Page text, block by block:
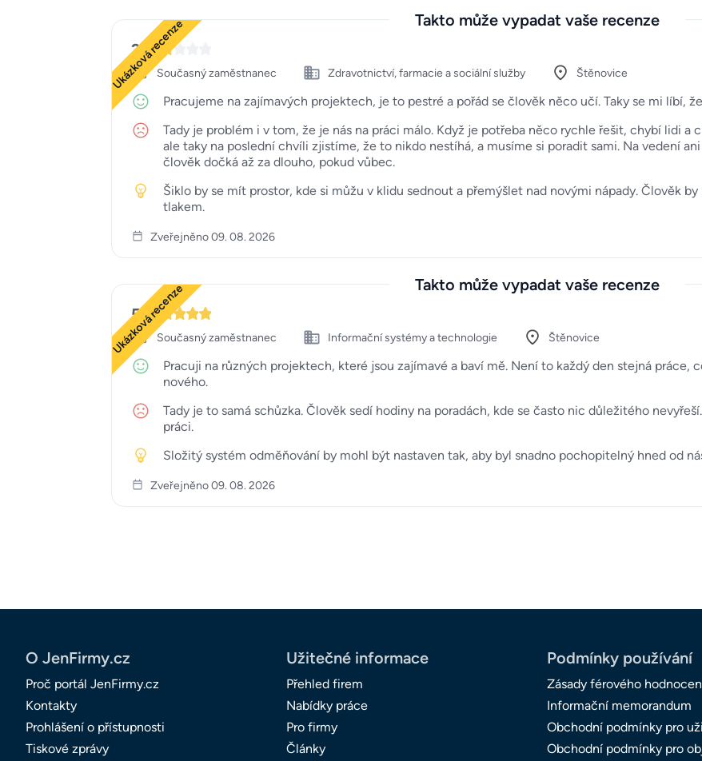
Takto může vypadat vaše recenze
Ukázková recenze
2
Současný zaměstnanec Zdravotnictví, farmacie a sociální služby Štěnovice
Pracujeme na zajímavých projektech, je to pestré a pořád se člověk něco učí. Taky se mi líbí,
Tady je problém i v tom, že je nás na práci málo. Když je potřeba něco rychle řešit, chybí lidi a
ale taky na poslední chvíli zjistíme, že to nikdo nestíhá, a musíme si poradit sami. Na vedení
člověk dočká až za dlouho, pokud vůbec.
Šiklo by se mít prostor, kde si můžu v klidu sednout a přemýšlet nad novými nápady. Člověk
tlakem.
Zveřejněno 09. 08. 2026
Takto může vypadat vaše recenze
Ukázková recenze
5
Současný zaměstnanec Informační systémy a technologie Štěnovice
Pracuji na různých projektech, které jsou zajímavé a baví mě. Není to každý den stejná práce,
nového.
Tady je to samá schůzka. Člověk sedí hodiny na poradách, kde se často nic důležitého
práci.
Složitý systém odměňování by mohl být nastaven tak, aby byl snadno pochopitelný hned od
Zveřejněno 09. 08. 2026
O JenFirmy.cz
Proč portál JenFirmy.cz
Kontakty
Prohlášení o přístupnosti
Tiskové zprávy
Užitečné informace
Přehled firem
Nabídky práce
Pro firmy
Články
Podmínky používání
Zásady férového
Informační memorandum
Obchodní podmínky pro
Obchodní podmínky pro